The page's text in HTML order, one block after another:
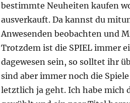
bestimmte Neuheiten kaufen
ausverkauft. Da kannst du
Anwesenden beobachten und
Trotzdem ist die SPIEL immer
dagewesen sein, so solltet ihr
sind aber immer noch die
letztlich ja geht. Ich habe mich